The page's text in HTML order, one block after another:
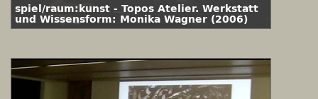
spiel/raum:kunst - Topos Atelier. Werkstatt
und Wissensform: Monika Wagner (2006)